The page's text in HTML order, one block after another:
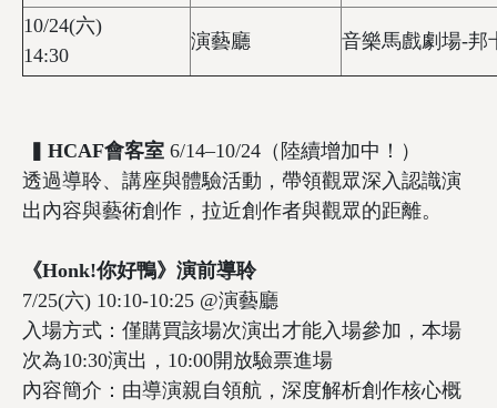
10/24(六)
14:30
演藝廳 音樂馬戲劇場-邦
HCAF會客室 6/14–10/24（陸續增加中！）
透過導聆、講座與體驗活動，帶領觀眾深入認識演
出內容與藝術創作，拉近創作者與觀眾的距離。
《Honk!你好鴨》演前導聆
7/25(六) 10:10-10:25 @演藝廳
入場方式：僅購買該場次演出才能入場參加，本場
次為10:30演出，10:00開放驗票進場
內容簡介：由導演親自領航，深度解析創作核心概